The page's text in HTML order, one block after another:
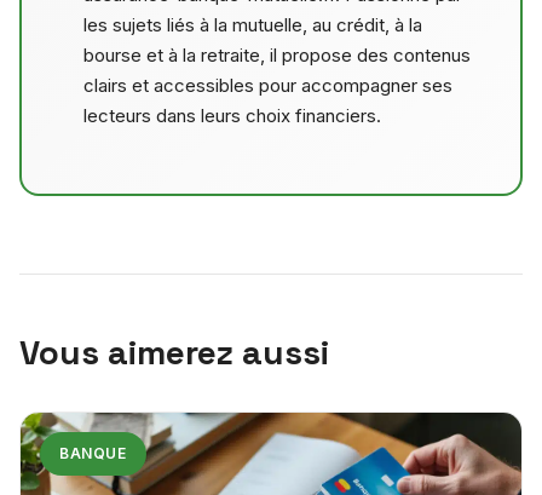
les sujets liés à la mutuelle, au crédit, à la
bourse et à la retraite, il propose des contenus
clairs et accessibles pour accompagner ses
lecteurs dans leurs choix financiers.
Vous aimerez aussi
BANQUE